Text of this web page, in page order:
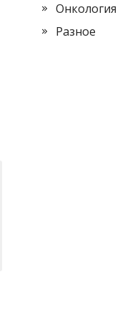
Онкология
Разное